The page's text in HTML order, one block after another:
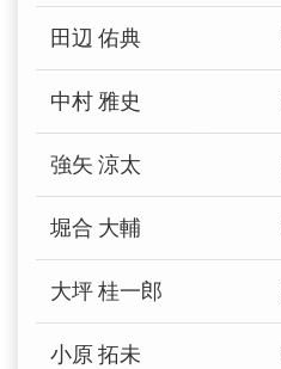
田辺 佑典
中村 雅史
強矢 涼太
堀合 大輔
大坪 桂一郎
小原 拓未